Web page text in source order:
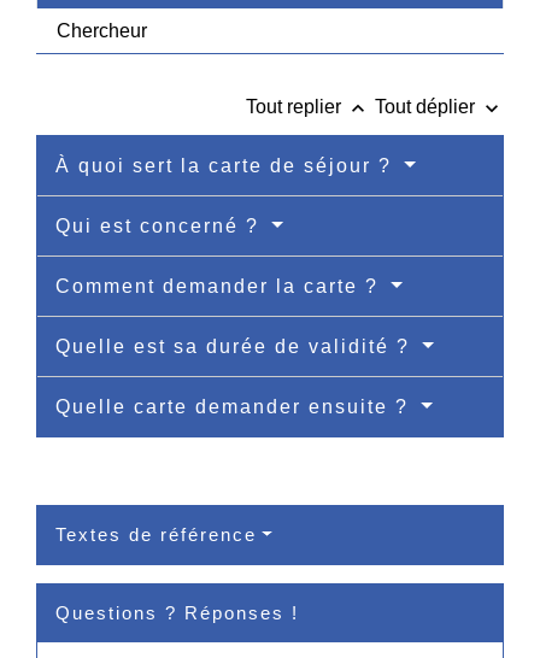
Chercheur
Tout replier keyboard_arrow_up Tout déplier keyboard_arrow_down
À quoi sert la carte de séjour ?
Qui est concerné ?
Comment demander la carte ?
Quelle est sa durée de validité ?
Quelle carte demander ensuite ?
Textes de référence
Questions ? Réponses !